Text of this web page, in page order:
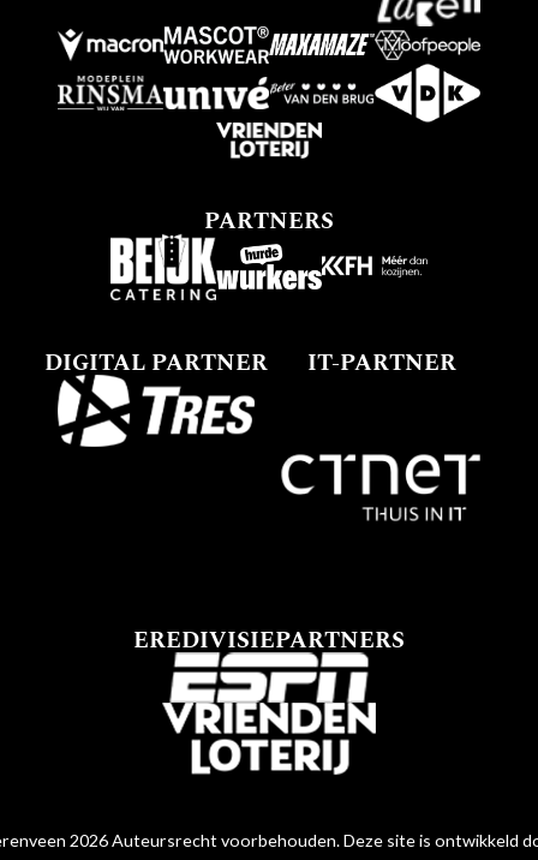
PARTNERS
DIGITAL PARTNER IT-PARTNER
EREDIVISIEPARTNERS
2026 Auteursrecht voorbehouden. Deze site is ontwikkeld